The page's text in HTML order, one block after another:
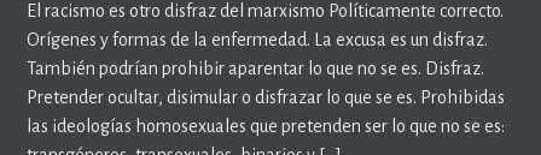
El racismo es otro disfraz del marxismo Políticamente correcto.
Orígenes y formas de la enfermedad. La excusa es un disfraz.
También podrían prohibir aparentar lo que no se es. Disfraz.
Pretender ocultar, disimular o disfrazar lo que se es. Prohibidas
las ideologías homosexuales que pretenden ser lo que no se es: